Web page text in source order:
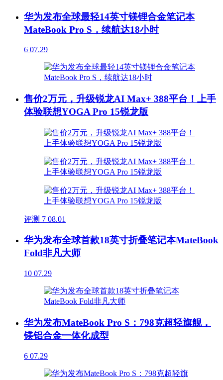
华为发布全球最轻14英寸镁锂合金笔记本
MateBook Pro S，续航达18小时
6 07.29
售价2万元，升级锐龙AI Max+ 388平台！上手
体验联想YOGA Pro 15锐龙版
评测 7 08.01
华为发布全球首款18英寸折叠笔记本MateBook
Fold非凡大师
10 07.29
华为发布MateBook Pro S：798克超轻旗舰，
镁铝合金一体化成型
6 07.29